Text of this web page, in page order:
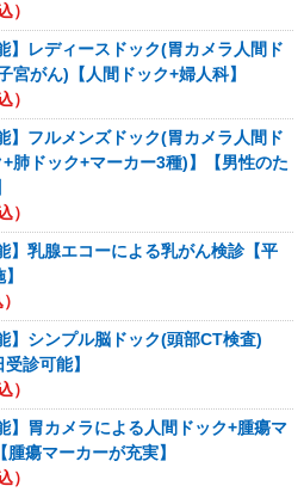
）
】レディースドック(胃カメラ人間ド
宮がん)【人間ドック+婦人科】
）
】フルメンズドック(胃カメラ人間ド
肺ドック+マーカー3種)】【男性のた
）
】乳腺エコーによる乳がん検診【平
】シンプル脳ドック(頭部CT検査)
診可能】
）
】胃カメラによる人間ドック+腫瘍マ
瘍マーカーが充実】
）